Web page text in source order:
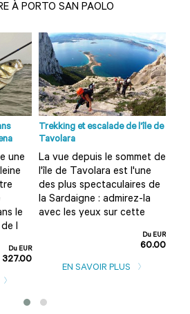
À PORTO SAN PAOLO
une
le
l
Du EUR
327.00
Trekking et escalade de l'île de
Tavolara
La vue depuis le sommet de
l'île de Tavolara est l'une
des plus spectaculaires de
la Sardaigne : admirez-la
avec les yeux sur cette
Du EUR
60.00
EN SAVOIR PLUS